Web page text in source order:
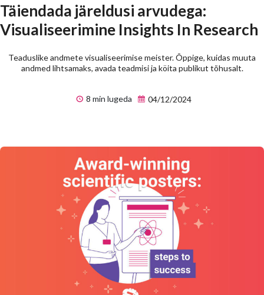
Täiendada järeldusi arvudega:
Visualiseerimine Insights In Research
Teaduslike andmete visualiseerimise meister. Õppige, kuidas muuta
andmed lihtsamaks, avada teadmisi ja köita publikut tõhusalt.
8 min lugeda 04/12/2024